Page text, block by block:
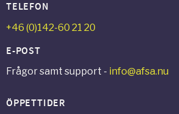
TELEFON
+46 (0)142-60 21 20
E-POST
Frågor samt support - info@afsa.nu
ÖPPETTIDER